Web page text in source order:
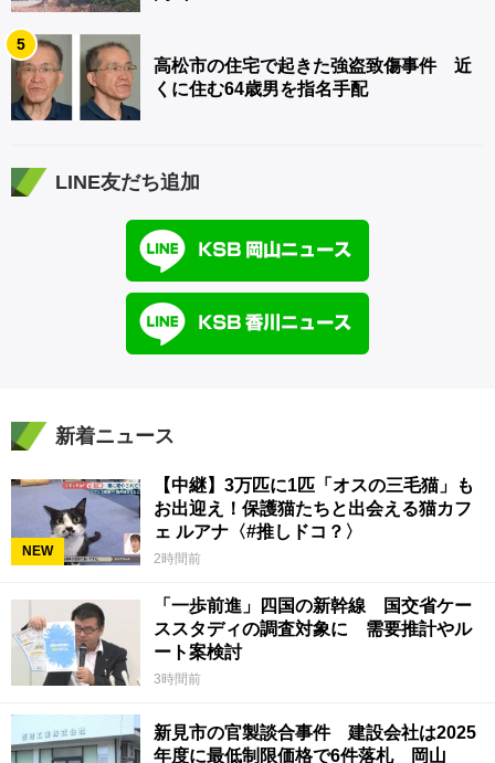
5
高松市の住宅で起きた強盗致傷事件 近
くに住む64歳男を指名手配
LINE友だち追加
新着ニュース
NEW
【中継】3万匹に1匹「オスの三毛猫」も
お出迎え！保護猫たちと出会える猫カフ
ェ ルアナ〈#推しドコ？〉
2時間前
「一歩前進」四国の新幹線 国交省ケー
ススタディの調査対象に 需要推計やル
ート案検討
3時間前
新見市の官製談合事件 建設会社は2025
年度に最低制限価格で6件落札 岡山